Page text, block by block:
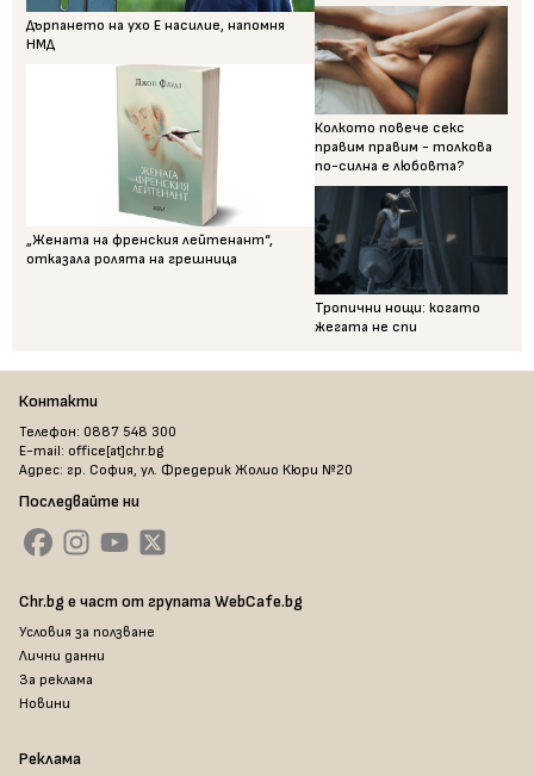
Дърпането на ухо Е насилие, напомня
НМД
„Жената на френския лейтенант“,
отказала ролята на грешница
Колкото повече секс
правим правим - толкова
по-силна е любовта?
Тропични нощи: когато
жегата не спи
Контакти
Телефон: 0887 548 300
E-mail: office[at]chr.bg
Адрес: гр. София, ул. Фредерик Жолио Кюри №20
Последвайте ни
Chr.bg е част от групата WebCafe.bg
Условия за ползване
Лични данни
За реклама
Новини
Реклама